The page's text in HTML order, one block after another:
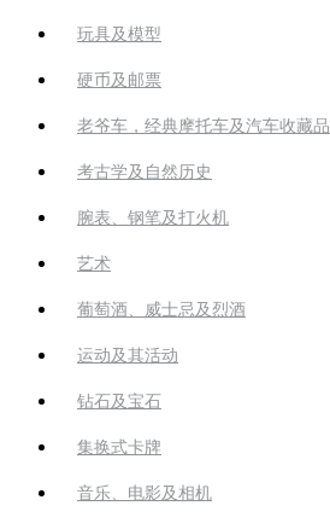
玩具及模型
硬币及邮票
老爷车，经典摩托车及汽车收藏品
考古学及自然历史
腕表、钢笔及打火机
艺术
葡萄酒、威士忌及烈酒
运动及其活动
钻石及宝石
集换式卡牌
音乐、电影及相机